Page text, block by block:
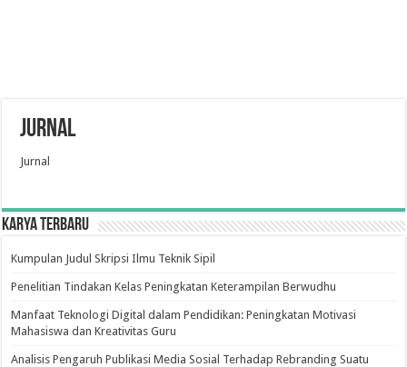
Jurnal
Jurnal
Karya Terbaru
Kumpulan Judul Skripsi Ilmu Teknik Sipil
Penelitian Tindakan Kelas Peningkatan Keterampilan Berwudhu
Manfaat Teknologi Digital dalam Pendidikan: Peningkatan Motivasi
Mahasiswa dan Kreativitas Guru
Analisis Pengaruh Publikasi Media Sosial Terhadap Rebranding Suatu